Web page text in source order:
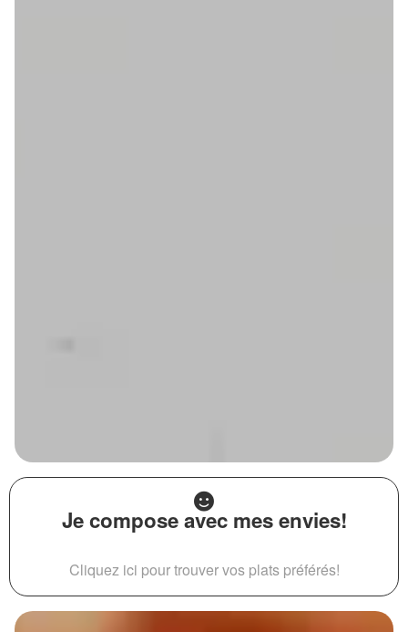
Je compose avec mes envies!
Cliquez ici pour trouver vos plats préférés!